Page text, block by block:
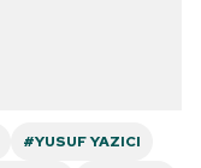
#YUSUF YAZICI